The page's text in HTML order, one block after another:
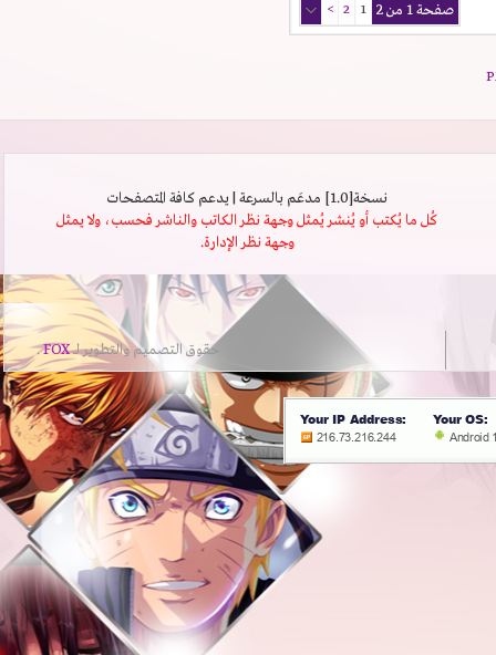
صفحة 1 من 2 2
>
نسخة[1.0] مدعَم بالسرعة | يدعم كافة المتصفحات
كُل ما يُكتب أو يُنشر يُمثل وجهة نظر الكاتب والناشر فحسب، ولا يمثل
وجهة نظر الإدارة.
حقوق التصميم والتطوير لــFOX
.